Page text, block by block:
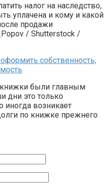
налог на наследство,
уплачена и кому и какой
продажи
/ Shutterstock /
собственность,
были главным
дни это только
иногда возникает
по книжке прежнего